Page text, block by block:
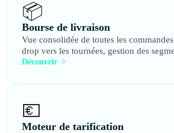
📦
Bourse de livraison
Vue consolidée de toutes les
drop vers les tournées, gestion des
Découvrir
💶
Moteur de tarification